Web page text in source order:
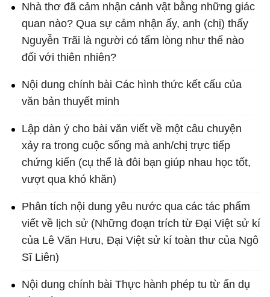
Nhà thơ đã cảm nhận cảnh vật bằng những giác
quan nào? Qua sự cảm nhận ấy, anh (chị) thấy
Nguyễn Trãi là người có tấm lòng như thế nào
đối với thiên nhiên?
Nội dung chính bài Các hình thức kết cấu của
văn bản thuyết minh
Lập dàn ý cho bài văn viết về một câu chuyện
xảy ra trong cuộc sống mà anh/chị trực tiếp
chứng kiến (cụ thể là đôi bạn giúp nhau học tốt,
vượt qua khó khăn)
Phân tích nội dung yêu nước qua các tác phẩm
viết về lịch sử (Những đoạn trích từ Đại Việt sử kí
của Lê Văn Hưu, Đại Việt sử kí toàn thư của Ngô
Sĩ Liên)
Nội dung chính bài Thực hành phép tu từ ẩn dụ